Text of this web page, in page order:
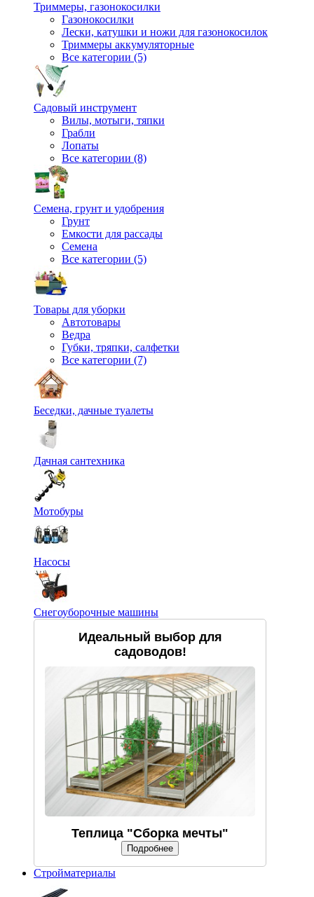
Триммеры, газонокосилки
Газонокосилки
Лески, катушки и ножи для газонокосилок
Триммеры аккумуляторные
Все категории (5)
Садовый инструмент
Вилы, мотыги, тяпки
Грабли
Лопаты
Все категории (8)
Семена, грунт и удобрения
Грунт
Емкости для рассады
Семена
Все категории (5)
Товары для уборки
Автотовары
Ведра
Губки, тряпки, салфетки
Все категории (7)
Беседки, дачные туалеты
Дачная сантехника
Мотобуры
Насосы
Снегоуборочные машины
Идеальный выбор для
садоводов!
Теплица "Сборка мечты"
Подробнее
Стройматериалы